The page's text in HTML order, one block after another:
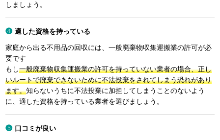
しましょう。
適した資格を持っている
家庭から出る不用品の回収には、一般廃棄物収集運搬業の許可が必
要です
もし一般廃棄物収集運搬業の許可を持っていない業者の場合、正し
いルートで廃棄できないために不法投棄をされてしまう恐れがあり
ます。知らないうちに不法投棄に加担してしまうことのないよう
に、適した資格を持っている業者を選びましょう。
口コミが良い